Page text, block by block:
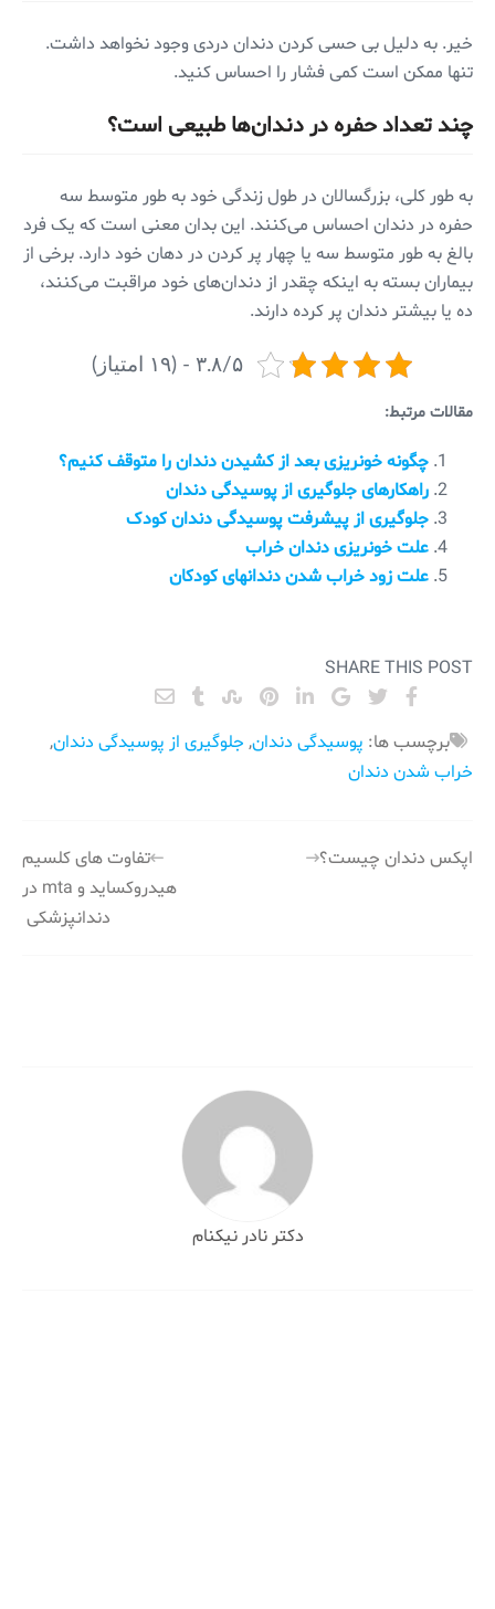
خیر. به دلیل بی حسی کردن دندان دردی وجود نخواهد داشت.
تنها ممکن است کمی ‌فشار را احساس کنید.
چند تعداد حفره در دندان‌ها طبیعی است؟
به طور کلی، بزرگسالان در طول زندگی خود به طور متوسط سه
حفره در دندان احساس می‌کنند. این بدان معنی است که یک فرد
بالغ به طور متوسط سه یا چهار پر کردن در دهان خود دارد. برخی از
بیماران بسته به اینکه چقدر از دندان‌های خود مراقبت می‌کنند،
ده یا بیشتر دندان پر کرده دارند.
۳.۸/۵ - (۱۹ امتیاز)
مقالات مرتبط:
چگونه خونریزی بعد از کشیدن دندان را متوقف کنیم؟
راهکارهای جلوگیری از پوسیدگی دندان
جلوگیری از پیشرفت پوسیدگی دندان کودک
علت خونریزی دندان خراب
علت زود خراب شدن دندانهای کودکان
SHARE THIS POST
برچسب ها: پوسیدگی دندان, جلوگیری از پوسیدگی دندان,
خراب شدن دندان
راهبری
تفاوت های کلسیم
هیدروکساید و mta در
دندانپزشکی
اپکس دندان چیست؟
دکتر نادر نیکنام